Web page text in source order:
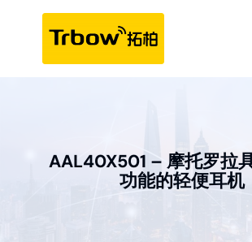
AAL40X501 – 摩托罗拉
功能的轻便耳机